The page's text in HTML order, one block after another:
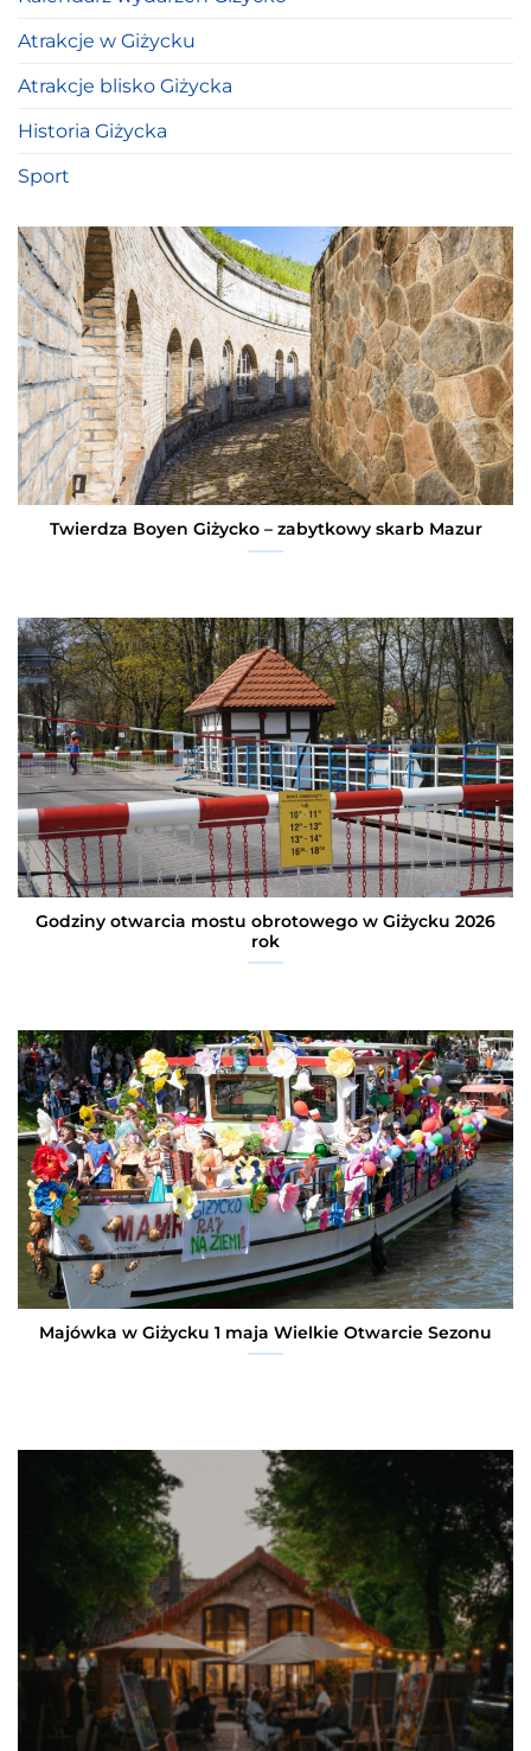
Atrakcje w Giżycku
Atrakcje blisko Giżycka
Historia Giżycka
Sport
Twierdza Boyen Giżycko – zabytkowy skarb Mazur
Godziny otwarcia mostu obrotowego w Giżycku 2026
rok
Majówka w Giżycku 1 maja Wielkie Otwarcie Sezonu